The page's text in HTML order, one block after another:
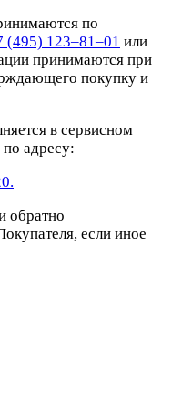
по
(495) 123–81–01 или
принимаются при
покупку и
в сервисном
адресу:
обратно
если иное